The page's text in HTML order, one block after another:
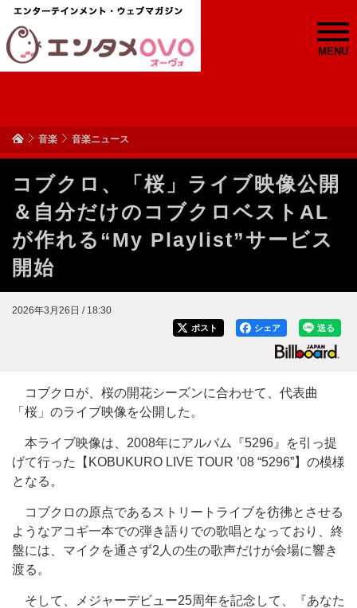
MENU
音楽 音楽ニュース
コブクロ、「桜」ライブ映像公開
＆自分だけのコブクロベストAL
が作れる“My Playlist”サービス
開始
2026年3月26日 / 18:30
送る
シェア
ポスト
コブクロが、桜の開花シーズンに合わせて、代表曲
「桜」のライブ映像を公開した。
本ライブ映像は、2008年にアルバム『5296』を引っ提
げて行った【KOBUKURO LIVE TOUR ’08 “5296”】の模様
となる。
コブクロの原点であるストリートライブを彷彿とさせる
ようなアコギ一本での弾き語りでの歌唱となっており、終
盤には、マイクを通さず2人の生の歌声だけが会場に響き
渡る。
そして、メジャーデビュー25周年を記念して、『あなた